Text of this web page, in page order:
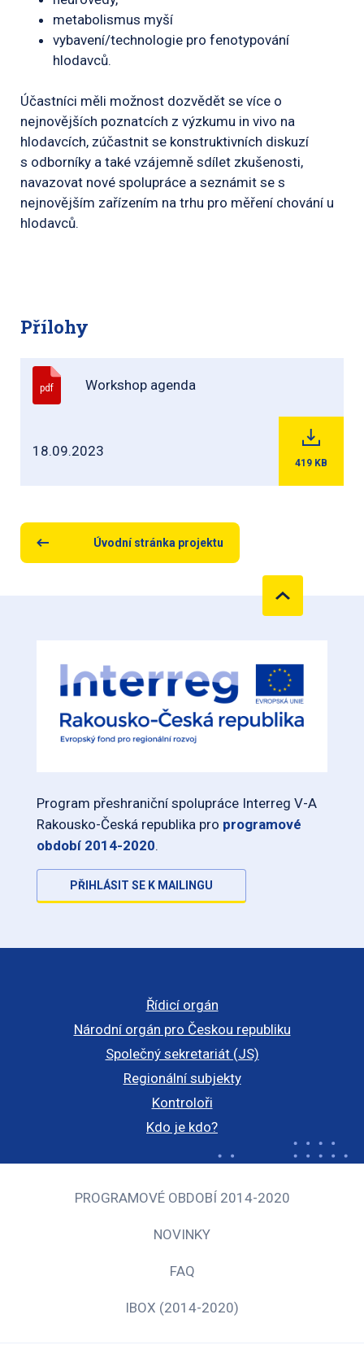
metabolismus myší
vybavení/technologie pro fenotypování
hlodavců.
Účastníci měli možnost dozvědět se více o
nejnovějších poznatcích z výzkumu in vivo na
hlodavcích, zúčastnit se konstruktivních diskuzí
s odborníky a také vzájemně sdílet zkušenosti,
navazovat nové spolupráce a seznámit se s
nejnovějším zařízením na trhu pro měření chování u
hlodavců.
Přílohy
pdf Workshop agenda
18.09.2023
419 KB
Úvodní stránka projektu
Program přeshraniční spolupráce Interreg V-A
Rakousko-Česká republika pro programové
období 2014-2020.
PŘIHLÁSIT SE K MAILINGU
Řídicí orgán
Národní orgán pro Českou republiku
Společný sekretariát (JS)
Regionální subjekty
Kontroloři
Kdo je kdo?
PROGRAMOVÉ OBDOBÍ 2014-2020
NOVINKY
FAQ
IBOX (2014-2020)